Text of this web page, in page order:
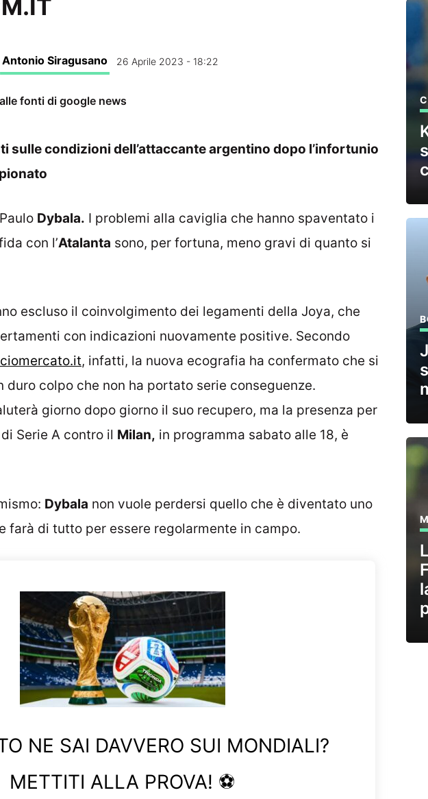
Antonio Siragusano 26 Aprile 2023 - 18:22
fonti di google news
sulle condizioni dell’attaccante argentino dopo l’infortunio
Dybala. I problemi alla caviglia che hanno spaventato i
con l’Atalanta sono, per fortuna, meno gravi di quanto si
escluso il coinvolgimento dei legamenti della Joya, che
con indicazioni nuovamente positive. Secondo
, infatti, la nuova ecografia ha confermato che si
colpo che non ha portato serie conseguenze.
giorno dopo giorno il suo recupero, ma la presenza per
Serie A contro il Milan, in programma sabato alle 18, è
Dybala non vuole perdersi quello che è diventato uno
farà di tutto per essere regolarmente in campo.
NE SAI DAVVERO SUI MONDIALI?
METTITI ALLA PROVA! ⚽